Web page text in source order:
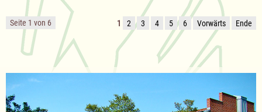
Seite 1 von 6 1 2 3 4 5 6 Vorwärts Ende